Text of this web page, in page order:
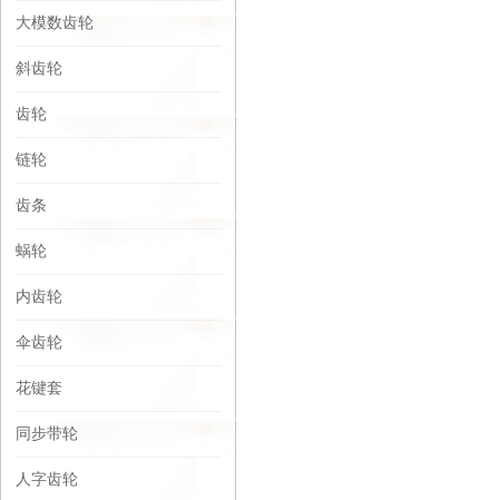
大模数齿轮
斜齿轮
齿轮
链轮
齿条
蜗轮
内齿轮
伞齿轮
花键套
同步带轮
人字齿轮